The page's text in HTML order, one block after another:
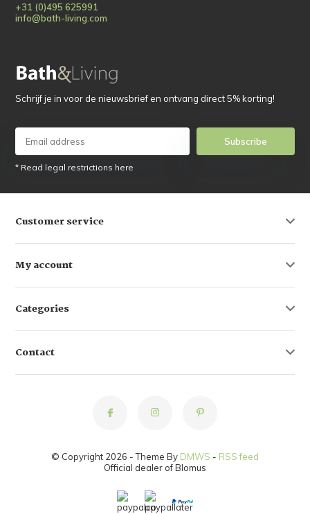
+31 (0)495 625991
info@bath-living.com
Schrijf je in voor de nieuwsbrief en ontvang direct 5% korting!
Subscribe
* Read legal restrictions here
Customer service
My account
Categories
Contact
© Copyright 2026 - Theme By DMWS - RSS feed
Official dealer of Blomus